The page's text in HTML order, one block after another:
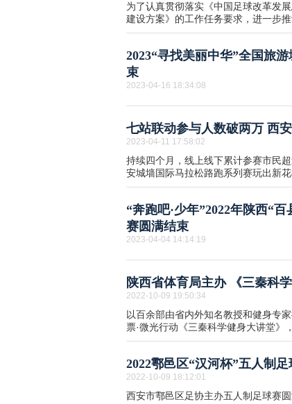
为了认真贯彻落实《中国足球改革发
建设方案》的工作任务要求，进一步推
2023“寻找美丽中华”全国旅
束
2023-04-16 18:34:08
七站联动参与人数破两万 西
2023-04-11 17:58:02
持续四个月，线上线下累计参赛市民
安城墙国际马拉松路跑系列赛玩出新花
“奔跑吧·少年”2022年陕西“
赛圆满结束
2023-04-04 14:14:19
陕西省体育局主办 《三秦科
2022-10-09 19:50:34
以百余部由省内外知名教授和健身专
票·微光行动《三秦科学健身大讲堂》，
2022鄠邑区“汉河杯”五人制
2022-10-09 18:12:01
西安市鄠邑区足协主办五人制足球赛圆